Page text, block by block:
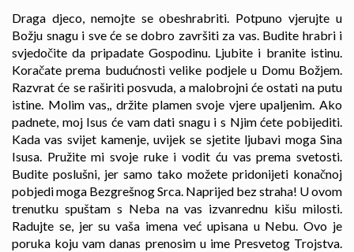
Draga djeco, nemojte se obeshrabriti. Potpuno vjerujte u
Božju snagu i sve će se dobro završiti za vas. Budite hrabri i
svjedočite da pripadate Gospodinu. Ljubite i branite istinu.
Koračate prema budućnosti velike podjele u Domu Božjem.
Razvrat će se raširiti posvuda, a malobrojni će ostati na putu
istine. Molim vas,, držite plamen svoje vjere upaljenim. Ako
padnete, moj Isus će vam dati snagu i s Njim ćete pobijediti.
Kada vas svijet kamenje, uvijek se sjetite ljubavi moga Sina
Isusa. Pružite mi svoje ruke i vodit ću vas prema svetosti.
Budite poslušni, jer samo tako možete pridonijeti konačnoj
pobjedi moga Bezgrešnog Srca. Naprijed bez straha! U ovom
trenutku spuštam s Neba na vas izvanrednu kišu milosti.
Radujte se, jer su vaša imena već upisana u Nebu. Ovo je
poruka koju vam danas prenosim u ime Presvetog Trojstva.